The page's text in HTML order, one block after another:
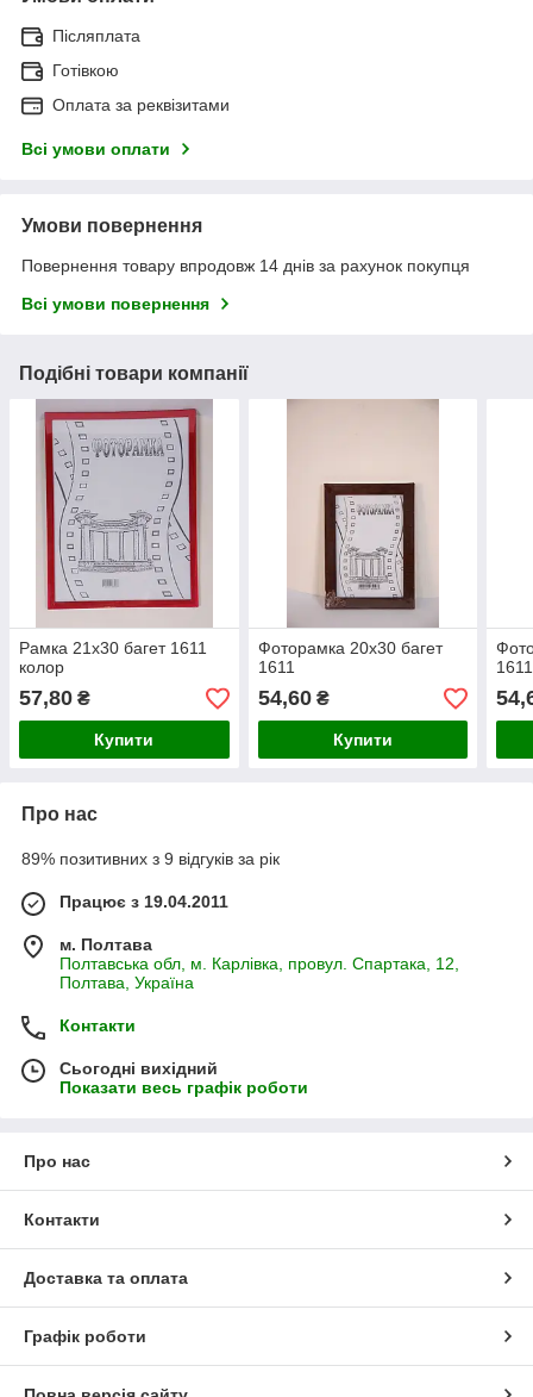
Післяплата
Готівкою
Оплата за реквізитами
Всі умови оплати
Умови повернення
Повернення товару впродовж 14 днів за рахунок покупця
Всі умови повернення
Подібні товари компанії
Рамка 21х30 багет 1611
колор
57,80 ₴
Купити
Фоторамка 20х30 багет
1611
54,60₴
Купити
Про нас
89% позитивних з 9 відгуків за рік
Працює з 19.04.2011
м. Полтава
Полтавська обл, м. Карлівка, провул. Спартака, 12,
Полтава, Україна
Контакти
Сьогодні вихідний
Показати весь графік роботи
Про нас
Контакти
Доставка та оплата
Графік роботи